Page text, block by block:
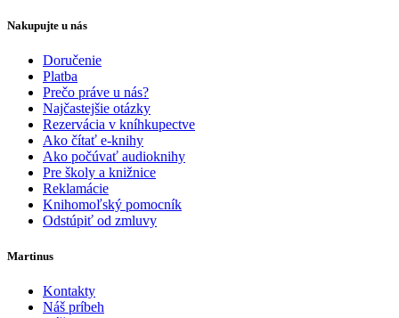
Nakupujte u nás
Doručenie
Platba
Prečo práve u nás?
Najčastejšie otázky
Rezervácia v kníhkupectve
Ako čítať e-knihy
Ako počúvať audioknihy
Pre školy a knižnice
Reklamácie
Knihomoľský pomocník
Odstúpiť od zmluvy
Martinus
Kontakty
Náš príbeh